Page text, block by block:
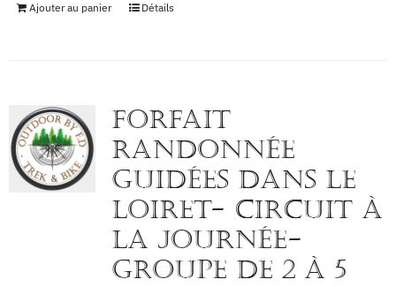
Ajouter au panier Détails
FORFAIT
RANDONNÉE
GUIDÉES DANS LE
LOIRET- CIRCUIT à
la journée-
Groupe de 2 à 5